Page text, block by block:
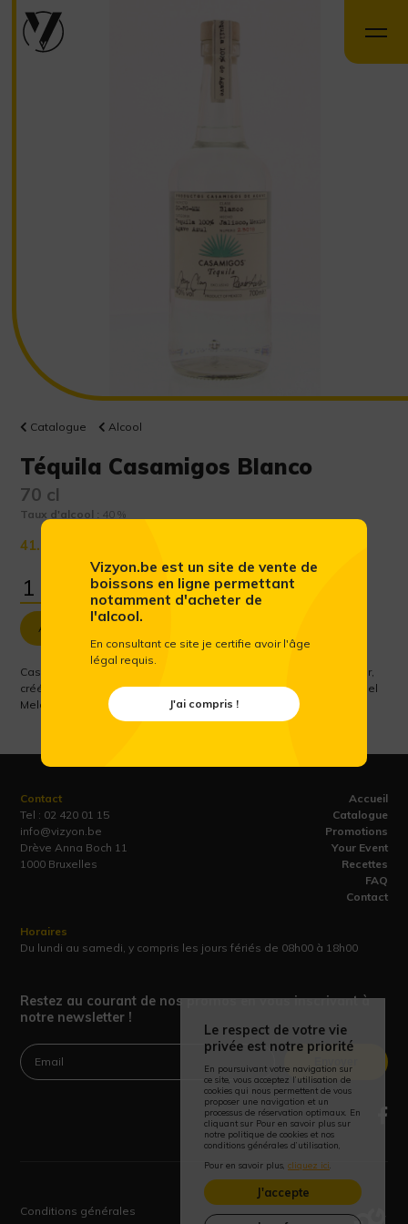
Catalogue Alcool
Téquila Casamigos Blanco
70 cl
Taux d'alcool : 40 %
41.78 €
Ajouter au panier
Casamigos est un tequila ultra-premium 100 % agave Bleu Weber,
créé par de bons amis : George Clooney, Rande Gerber en Michael
Meldman
Accueil
Catalogue
Promotions
Your Event
Recettes
FAQ
Contact
Contact
Tel : 02 420 01 15
info@vizyon.be
Drève Anna Boch 11
1000 Bruxelles
Horaires
Du lundi au samedi, y compris les jours fériés de 08h00 à 18h00
Restez au courant de nos promos en vous inscrivant à
notre newsletter !
Conditions générales
Le respect de votre vie
privée est notre priorité
En poursuivant votre navigation sur
ce site, vous acceptez l’utilisation de
cookies qui nous permettent de vous
proposer une navigation et un
processus de réservation optimaux. En
cliquant sur Pour en savoir plus sur
notre politique de cookies et nos
conditions générales d’utilisation,
Pour en savoir plus, cliquez ici
J'accepte
Vizyon.be est un site de vente de
boissons en ligne permettant
notamment d'acheter de
l'alcool.
En consultant ce site je certifie avoir l'âge
légal requis.
J'ai compris !